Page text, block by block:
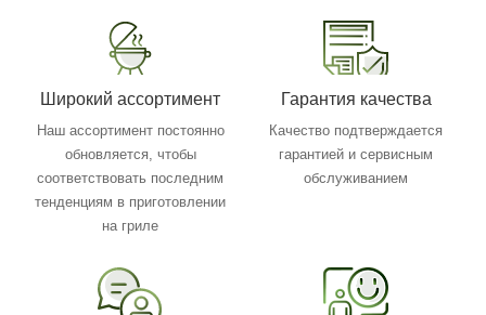
Широкий ассортимент
Наш ассортимент постоянно
обновляется, чтобы
соответствовать последним
тенденциям в приготовлении
на гриле
Гарантия качества
Качество подтверждается
гарантией и сервисным
обслуживанием